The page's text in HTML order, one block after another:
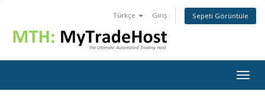
Türkçe Giriş Sepeti Görüntüle